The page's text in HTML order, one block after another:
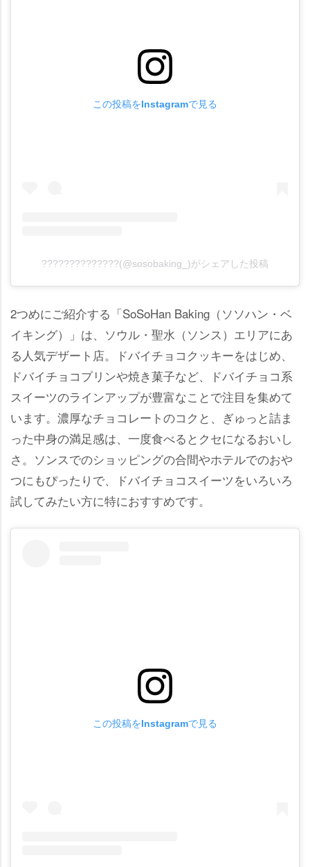
この投稿をInstagramで見る
??????????????(@sosobaking_)がシェアした投稿
2つめにご紹介する「SoSoHan Baking（ソソハン・ベ
イキング）」は、ソウル・聖水（ソンス）エリアにあ
る人気デザート店。ドバイチョコクッキーをはじめ、
ドバイチョコプリンや焼き菓子など、ドバイチョコ系
スイーツのラインアップが豊富なことで注目を集めて
います。濃厚なチョコレートのコクと、ぎゅっと詰ま
った中身の満足感は、一度食べるとクセになるおいし
さ。ソンスでのショッピングの合間やホテルでのお
つにもぴったりで、ドバイチョコスイーツをいろいろ
試してみたい方に特におすすめです。
この投稿をInstagramで見る